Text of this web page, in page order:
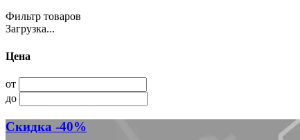
Фильтр товаров
Загрузка...
Цена
от
до
Скидка -40%